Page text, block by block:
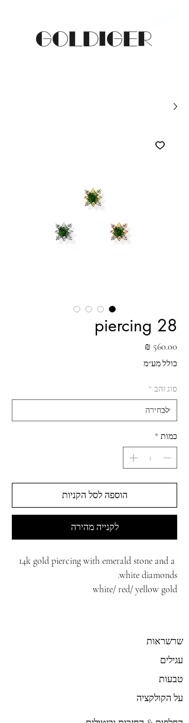
piercing 28
כולל מע״מ
סוג זהב *
כמות *
הוספה לסל הקניות
לקנייה מהירה
14k gold piercing with emerald stone and a
white diamonds.
white/ red/ yellow gold
שרשראות
עגילים
טבעות
על הקולקציה